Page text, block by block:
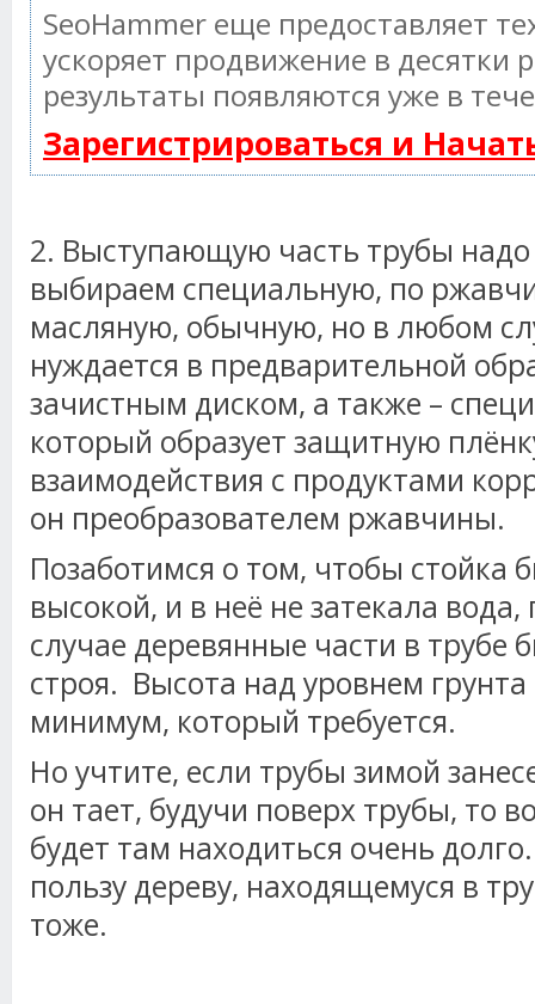
SeoHammer еще предоставляет
ускоряет продвижение в десятки
результаты появляются уже в
Зарегистрироваться и
2. Выступающую часть трубы надо
выбираем специальную, по
масляную, обычную, но в любом
нуждается в предварительной
зачистным диском, а также –
который образует защитную
взаимодействия с продуктами
он преобразователем ржавчины.
Позаботимся о том, чтобы стойка
высокой, и в неё не затекала
случае деревянные части в трубе
строя. Высота над уровнем грунта
минимум, который требуется.
Но учтите, если трубы зимой
он тает, будучи поверх трубы, то
будет там находиться очень
пользу дереву, находящемуся в
тоже.